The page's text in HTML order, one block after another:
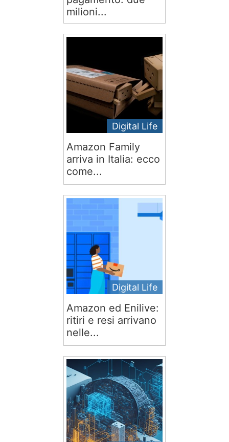
milioni...
Digital Life
Amazon Family
arriva in Italia: ecco
come...
Digital Life
Amazon ed Enilive:
ritiri e resi arrivano
nelle...